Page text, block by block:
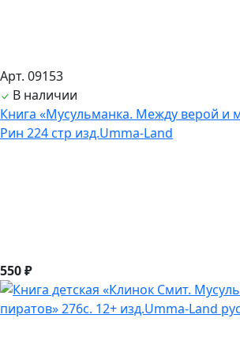
Арт. 09153
В наличии
Книга «Мусульманка. Между верой и
Рин 224 стр изд.Umma-Land
550 ₽